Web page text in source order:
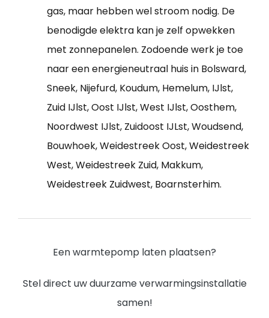
gas, maar hebben wel stroom nodig. De
benodigde elektra kan je zelf opwekken
met zonnepanelen. Zodoende werk je toe
naar een energieneutraal huis in Bolsward,
Sneek, Nijefurd, Koudum, Hemelum, IJlst,
Zuid IJlst, Oost IJlst, West IJlst, Oosthem,
Noordwest IJlst, Zuidoost IJLst, Woudsend,
Bouwhoek, Weidestreek Oost, Weidestreek
West, Weidestreek Zuid, Makkum,
Weidestreek Zuidwest, Boarnsterhim.
Een warmtepomp laten plaatsen?
Stel direct uw duurzame verwarmingsinstallatie
samen!